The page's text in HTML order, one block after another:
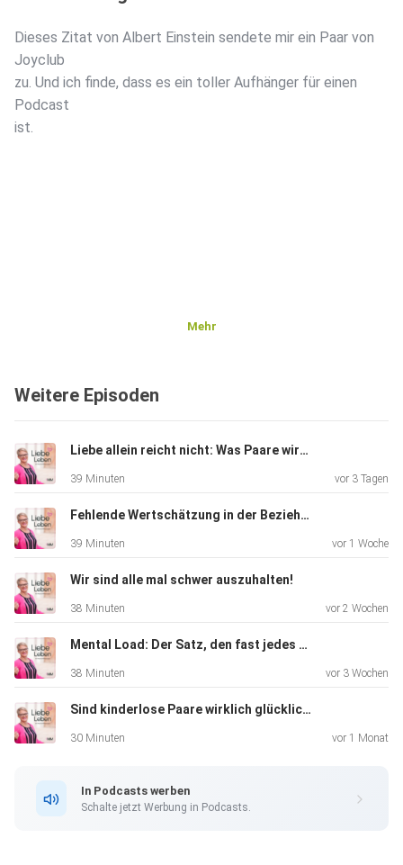
Dieses Zitat von Albert Einstein sendete mir ein Paar von
Joyclub
zu. Und ich finde, dass es ein toller Aufhänger für einen
Podcast
ist.
Mehr
Weitere Episoden
Liebe allein reicht nicht: Was Paare wirklich brauchen
39 Minuten vor 3 Tagen
Fehlende Wertschätzung in der Beziehung
39 Minuten vor 1 Woche
Wir sind alle mal schwer auszuhalten!
38 Minuten vor 2 Wochen
Mental Load: Der Satz, den fast jedes Paar kennt
38 Minuten vor 3 Wochen
Sind kinderlose Paare wirklich glücklicher? Was Studien sagen...
30 Minuten vor 1 Monat
In Podcasts werben
Schalte jetzt Werbung in Podcasts.